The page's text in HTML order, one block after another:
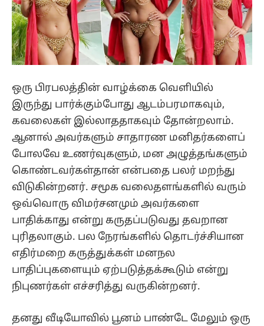
ஒரு பிரபலத்தின் வாழ்க்கை வெளியில்
இருந்து பார்க்கும்போது ஆடம்பரமாகவும்,
கவலைகள் இல்லாததாகவும் தோன்றலாம்.
ஆனால் அவர்களும் சாதாரண மனிதர்களைப்
போலவே உணர்வுகளும், மன அழுத்தங்களும்
கொண்டவர்கள்தான் என்பதை பலர் மறந்து
விடுகின்றனர். சமூக வலைதளங்களில் வரும்
ஒவ்வொரு விமர்சனமும் அவர்களை
பாதிக்காது என்று கருதப்படுவது தவறான
புரிதலாகும். பல நேரங்களில் தொடர்ச்சியான
எதிர்மறை கருத்துக்கள் மனநல
பாதிப்புகளையும் ஏற்படுத்தக்கூடும் என்று
நிபுணர்கள் எச்சரித்து வருகின்றனர்.
தனது வீடியோவில் பூனம் பாண்டே மேலும் ஒரு